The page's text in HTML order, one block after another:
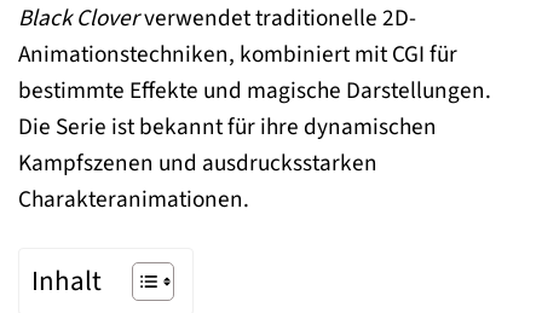
Black Cloververwendet traditionelle 2D-
Animationstechniken, kombiniert mit CGI für
bestimmte Effekte und magische Darstellungen.
Die Serie ist bekannt für ihre dynamischen
Kampfszenen und ausdrucksstarken
Charakteranimationen.
Inhalt